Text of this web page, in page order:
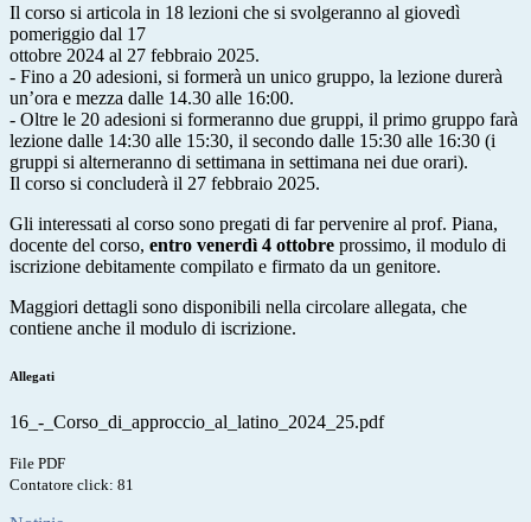
Il corso si articola in 18 lezioni che si svolgeranno al giovedì
pomeriggio dal 17
ottobre 2024 al 27 febbraio 2025.
- Fino a 20 adesioni, si formerà un unico gruppo, la lezione durerà
un’ora e mezza dalle 14.30 alle 16:00.
- Oltre le 20 adesioni si formeranno due gruppi, il primo gruppo farà
lezione dalle 14:30 alle 15:30, il secondo dalle 15:30 alle 16:30 (i
gruppi si alterneranno di settimana in settimana nei due orari).
Il corso si concluderà il 27 febbraio 2025.
Gli interessati al corso sono pregati di far pervenire al prof. Piana,
docente del corso, entro venerdì 4 ottobre prossimo, il modulo di
iscrizione debitamente compilato e firmato da un genitore.
Maggiori dettagli sono disponibili nella circolare allegata, che
contiene anche il modulo di iscrizione.
Allegati
16_-_Corso_di_approccio_al_latino_2024_25.pdf
File PDF
Contatore click: 81